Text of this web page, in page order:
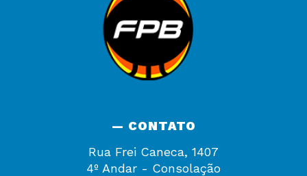
— CONTATO
Rua Frei Caneca, 1407
4º Andar - Consolação